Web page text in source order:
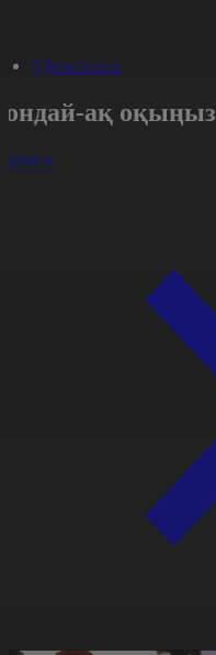
#Денсаулық
ақ оқыңыз